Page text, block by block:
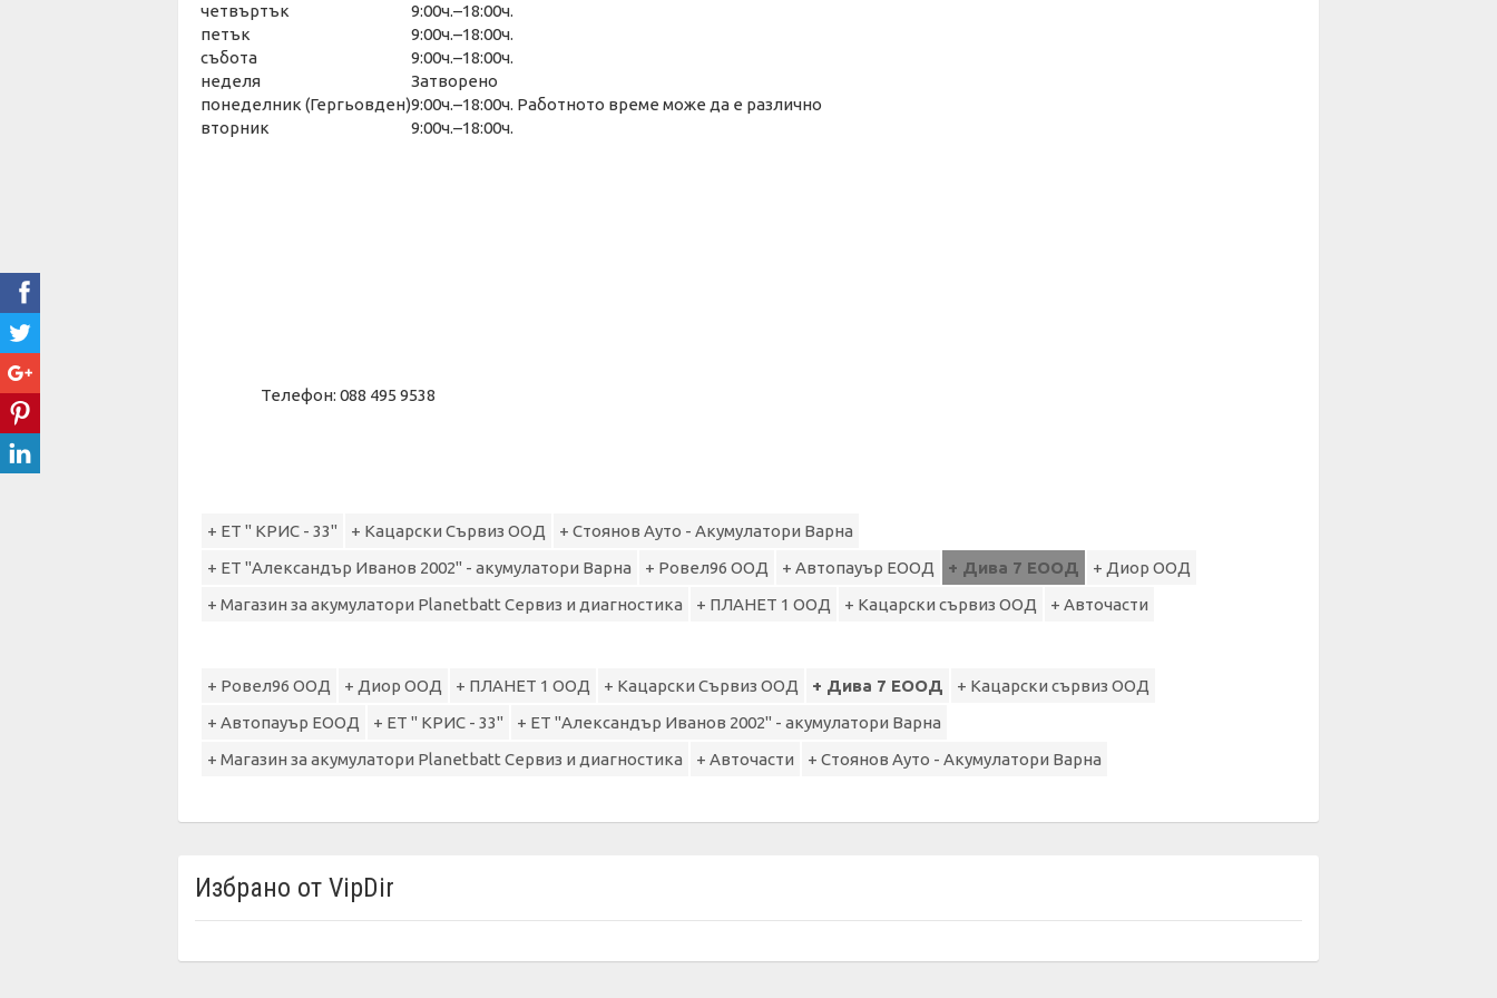
четвъртък
9:00ч.–18:00ч.
петък
9:00ч.–18:00ч.
събота
9:00ч.–18:00ч.
неделя
Затворено
понеделник (Гергьовден)9:00ч.–18:00ч. Работното време може да е различно
вторник
9:00ч.–18:00ч.
Телефон: 088 495 9538
+ ЕТ " КРИС - 33" + Кацарски Сървиз ООД
+ Стоянов Ауто - Акумулатори Варна
+ ЕТ "Александър Иванов 2002" - акумулатори Варна
+ Ровел96 ООД + Автопауър ЕООД + Дива 7 ЕООД
+ Диор ООД
+ Магазин за акумулатори Planetbatt Сервиз и диагностика
+ ПЛАНЕТ 1 ООД + Кацарски сървиз ООД + Авточасти
+ Ровел96 ООД + Диор ООД + ПЛАНЕТ 1 ООД + Кацарски Сървиз ООД + Дива 7 ЕООД
+ Кацарски сървиз ООД
+ Автопауър ЕООД
+ ЕТ " КРИС - 33"
+ ЕТ "Александър Иванов 2002" - акумулатори Варна
+ Магазин за акумулатори Planetbatt Сервиз и диагностика
+ Авточасти + Стоянов Ауто - Акумулатори Варна
Избрано от VipDir